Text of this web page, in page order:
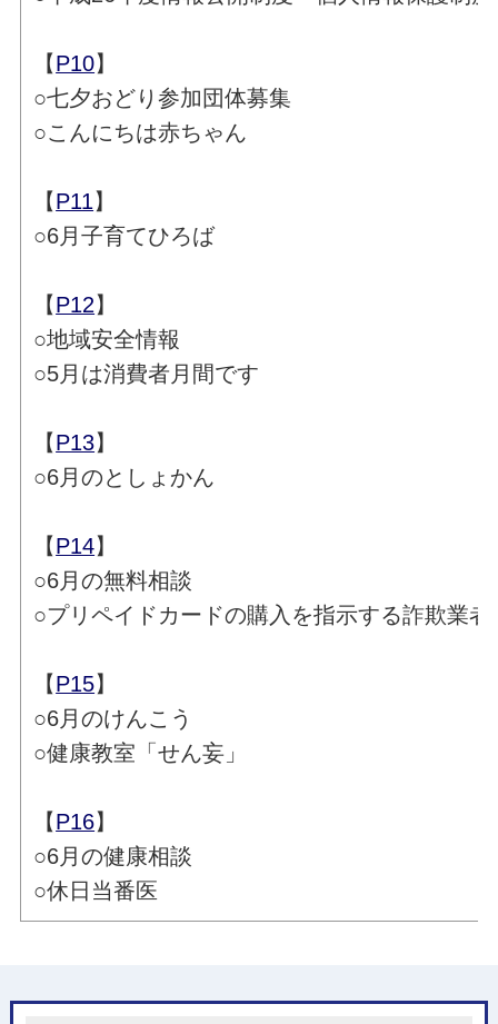
【P10】
○七夕おどり参加団体募集
○こんにちは赤ちゃん
【P11】
○6月子育てひろば
【P12】
○地域安全情報
○5月は消費者月間です
【P13】
○6月のとしょかん
【P14】
○6月の無料相談
○プリペイドカードの購入を指示する詐欺業者
【P15】
○6月のけんこう
○健康教室「せん妄」
【P16】
○6月の健康相談
○休日当番医